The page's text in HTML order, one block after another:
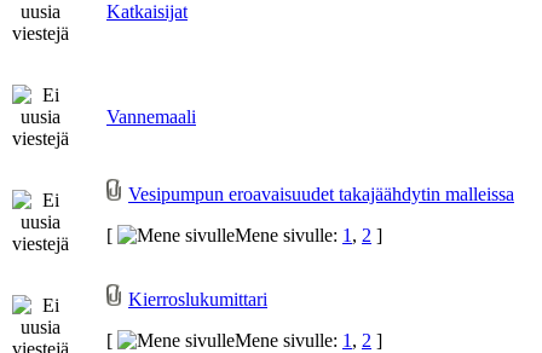
Katkaisijat
Vannemaali
Vesipumpun eroavaisuudet takajäähdytin malleissa
[
Mene sivulle: 1, 2 ]
Kierroslukumittari
[
Mene sivulle: 1, 2 ]